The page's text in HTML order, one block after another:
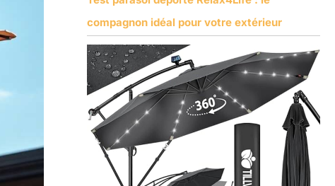
compagnon idéal pour votre extérieur